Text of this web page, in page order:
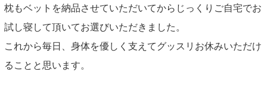
枕もベットを納品させていただいてからじっくりご自宅でお
試し寝して頂いてお選びいただきました。
これから毎日、身体を優しく支えてグッスリお休みいただけ
ることと思います。